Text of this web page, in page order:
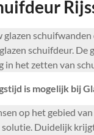
glazen
schuifdeur.
in het zetten van
is mogelijk bij
op het gebied
Duidelijk